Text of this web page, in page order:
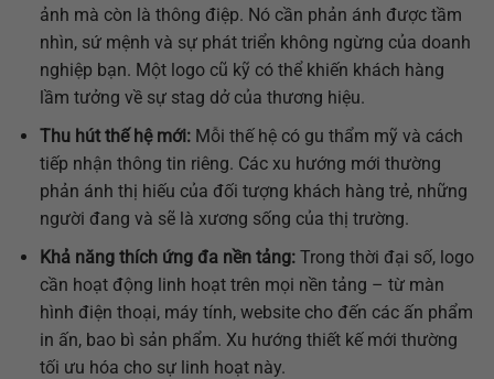
ảnh mà còn là thông điệp. Nó cần phản ánh được tầm
nhìn, sứ mệnh và sự phát triển không ngừng của doanh
nghiệp bạn. Một logo cũ kỹ có thể khiến khách hàng
lầm tưởng về sự stag dở của thương hiệu.
Thu hút thế hệ mới:Mỗi thế hệ có gu thẩm mỹ và cách
tiếp nhận thông tin riêng. Các xu hướng mới thường
phản ánh thị hiếu của đối tượng khách hàng trẻ, những
người đang và sẽ là xương sống của thị trường.
Khả năng thích ứng đa nền tảng:Trong thời đại số, logo
cần hoạt động linh hoạt trên mọi nền tảng – từ màn
hình điện thoại, máy tính, website cho đến các ấn phẩm
in ấn, bao bì sản phẩm. Xu hướng thiết kế mới thường
tối ưu hóa cho sự linh hoạt này.